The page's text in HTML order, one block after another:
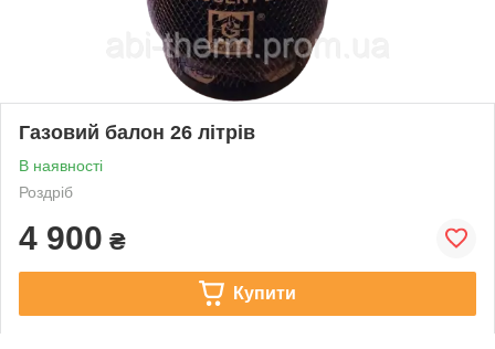
Газовий балон 26 літрів
В наявності
Роздріб
4 900 ₴
Купити